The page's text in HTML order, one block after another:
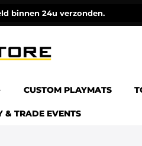
binnen 24u verzonden.
CUSTOM PLAYMATS
& TRADE EVENTS